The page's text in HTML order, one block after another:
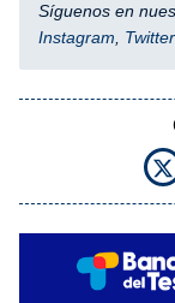
Síguenos en
Instagram, Twitter